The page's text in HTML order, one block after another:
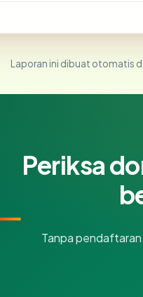
Laporan ini dibuat otomatis
Periksa
Tanpa